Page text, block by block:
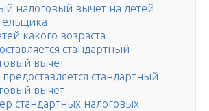
налоговый вычет на детей
какого возраста
стандартный
вычет
стандартный
вычет
стандартных налоговых